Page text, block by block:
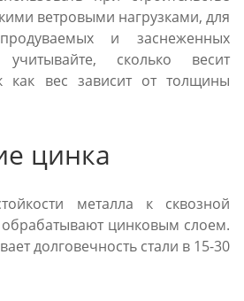
ветровыми нагрузками, для
и заснеженных
сколько весит
как вес зависит от толщины
цинка
металла к сквозной
цинковым слоем.
долговечность стали в 15-30